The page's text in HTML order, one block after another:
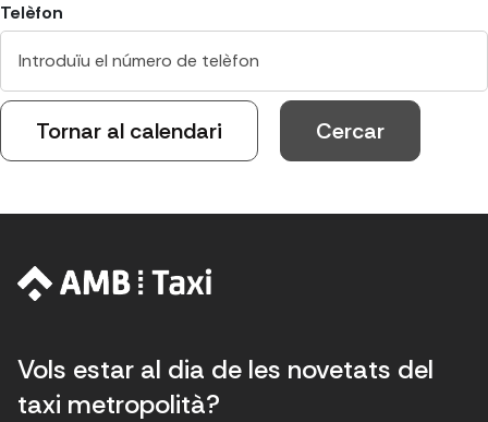
Telèfon
Tornar al calendari
Vols estar al dia de les novetats del
taxi metropolità?